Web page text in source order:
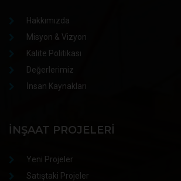
Hakkımızda
Misyon & Vizyon
Kalite Politikası
Değerlerimiz
İnsan Kaynakları
İNŞAAT PROJELERI
Yeni Projeler
Satıştaki Projeler